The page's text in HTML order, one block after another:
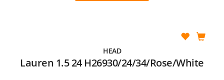
HEAD
Lauren 1.5 24 H26930/24/34/Rose/White